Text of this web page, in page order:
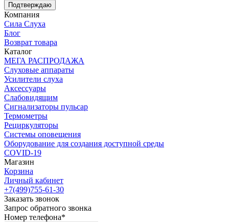
Подтверждаю
Компания
Сила Слуха
Блог
Возврат товара
Каталог
МЕГА РАСПРОДАЖА
Слуховые аппараты
Усилители слуха
Аксессуары
Слабовидящим
Сигнализаторы пульсар
Термометры
Рециркуляторы
Cистемы оповещения
Оборудование для создания доступной среды
COVID-19
Магазин
Корзина
Личный кабинет
+7(499)755-61-30
Заказать звонок
Запрос обратного звонка
Номер телефона*